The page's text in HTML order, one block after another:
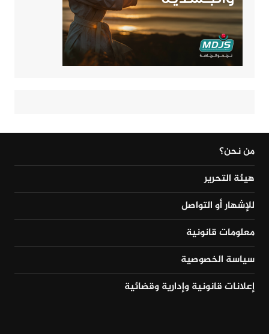
من نحن؟
هيئة التحرير
للإشهار أو التواصل
معلومات قانونية
سياسة الخصوصية
إعلانات قانونية وإدارية وقضائية